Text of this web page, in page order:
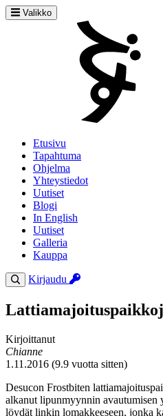
Valikko
Etusivu
Tapahtuma
Ohjelma
Yhteystiedot
Uutiset
Blogi
In English
Uutiset
Galleria
Kauppa
Kirjaudu
Kirjoittanut
Chianne
1.11.2016 (9.9 vuotta sitten)
Desucon Frostbiten
alkanut lipunmyynnin avautumisen
löydät linkin lomakkeeseen, jonka